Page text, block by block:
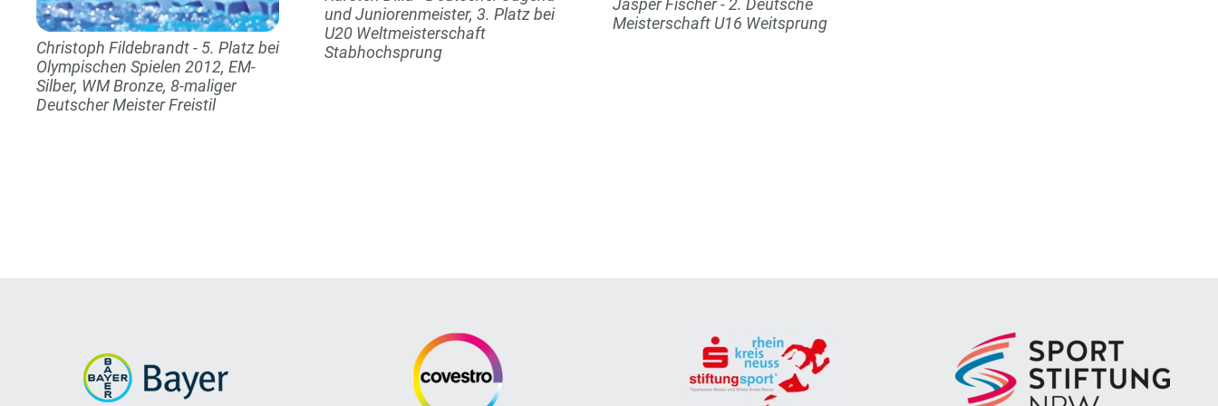
Christoph Fildebrandt - 5. Platz bei
Olympischen Spielen 2012, EM-
Silber, WM Bronze, 8-maliger
Deutscher Meister Freistil
und Juniorenmeister, 3. Platz bei
U20 Weltmeisterschaft
Stabhochsprung
Jasper Fischer - 2. Deutsche
Meisterschaft U16 Weitsprung